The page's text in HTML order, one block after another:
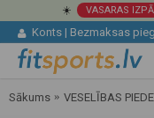
☀️ VASARAS
Konts | Bezmaksas
Sākums VESELĪBAS